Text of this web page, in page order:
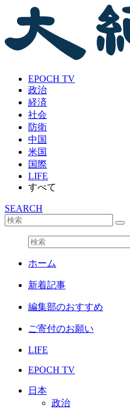
EPOCH TV
政治
経済
社会
防衛
中国
米国
国際
LIFE
すべて
SEARCH
ホーム
新着記事
編集部のおすすめ
ご寄付のお願い
LIFE
EPOCH TV
日本
政治